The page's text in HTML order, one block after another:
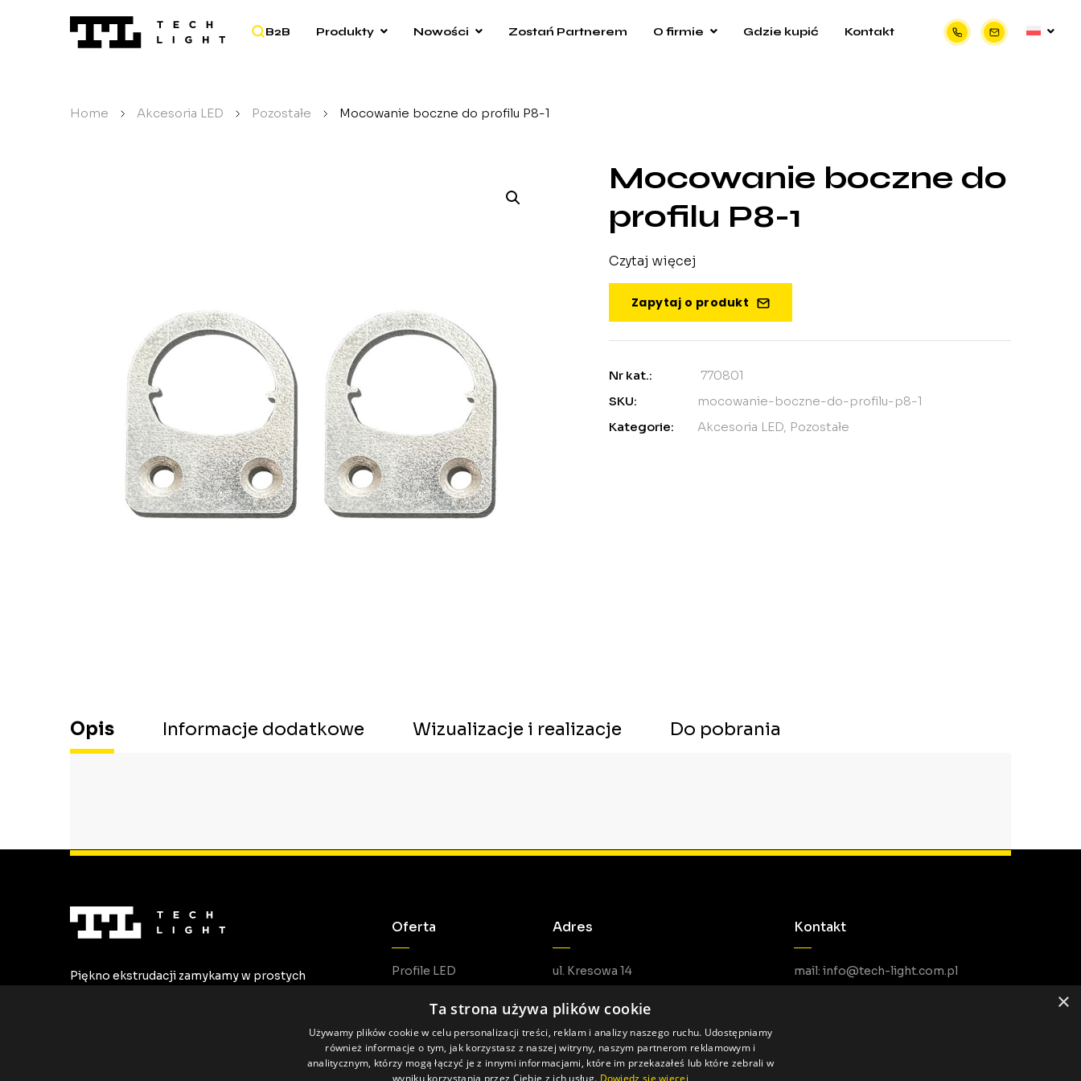
B2B Produkty Nowości Zostań Partnerem O firmie Gdzie kupić Kontakt
Home / Akcesoria LED / Pozostałe / Mocowanie boczne do profilu P8-1
Mocowanie boczne do
profilu P8-1
Czytaj więcej
Zapytaj o produkt
Nr kat.:
770801
SKU:
mocowanie-boczne-do-profilu-p8-1
Kategorie:
Akcesoria LED, Pozostałe
Opis Informacje dodatkowe Wizualizacje i realizacje Do pobrania
Piękno ekstrudacji zamykamy w prostych
Oferta
Profile LED
Do pobrania
Adres
ul. Kresowa 14
Kontakt
mail: info@tech-light.com.pl
×
Ta strona używa plików cookie
Używamy plików cookie w celu personalizacji treści, reklam i analizy naszego ruchu. Udostępniamy
również informacje o tym, jak korzystasz z naszej witryny, naszym partnerom reklamowym i
analitycznym, którzy mogą łączyć je z innymi informacjami, które im przekazałeś lub które zebrali w
wyniku korzystania przez Ciebie z ich usług. Dowiedz się więcej